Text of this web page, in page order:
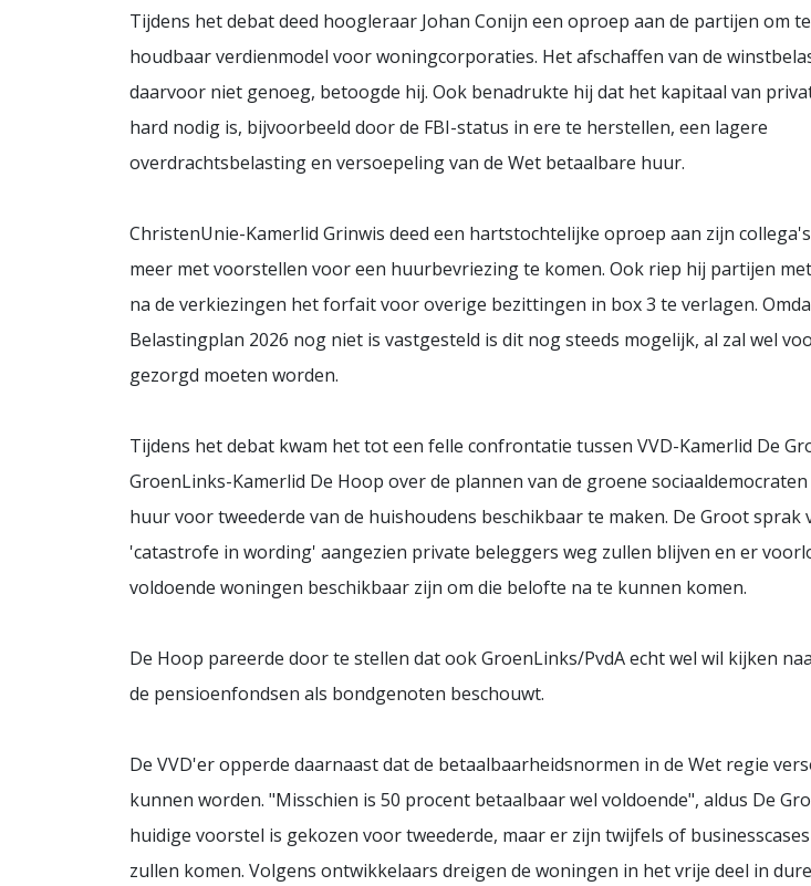
Tijdens het debat deed hoogleraar Johan Conijn een oproep aan de partijen om
houdbaar verdienmodel voor woningcorporaties. Het afschaffen van de
daarvoor niet genoeg, betoogde hij. Ook benadrukte hij dat het kapitaal van
hard nodig is, bijvoorbeeld door de FBI-status in ere te herstellen, een lagere
overdrachtsbelasting en versoepeling van de Wet betaalbare huur.
ChristenUnie-Kamerlid Grinwis deed een hartstochtelijke oproep aan zijn
meer met voorstellen voor een huurbevriezing te komen. Ook riep hij partijen
na de verkiezingen het forfait voor overige bezittingen in box 3 te verlagen.
Belastingplan 2026 nog niet is vastgesteld is dit nog steeds mogelijk, al zal wel
gezorgd moeten worden.
Tijdens het debat kwam het tot een felle confrontatie tussen VVD-Kamerlid De
GroenLinks-Kamerlid De Hoop over de plannen van de groene sociaaldemocraten
huur voor tweederde van de huishoudens beschikbaar te maken. De Groot sprak
'catastrofe in wording' aangezien private beleggers weg zullen blijven en er
voldoende woningen beschikbaar zijn om die belofte na te kunnen komen.
De Hoop pareerde door te stellen dat ook GroenLinks/PvdA echt wel wil kijken
de pensioenfondsen als bondgenoten beschouwt.
De VVD'er opperde daarnaast dat de betaalbaarheidsnormen in de Wet regie
kunnen worden. "Misschien is 50 procent betaalbaar wel voldoende", aldus De
huidige voorstel is gekozen voor tweederde, maar er zijn twijfels of
zullen komen. Volgens ontwikkelaars dreigen de woningen in het vrije deel in